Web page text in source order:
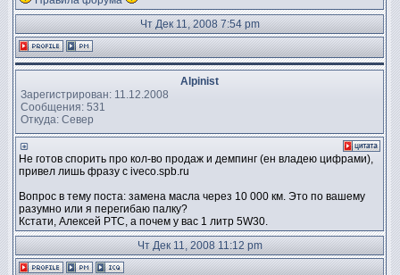
Чт Дек 11, 2008 7:54 pm
Alpinist
Зарегистрирован: 11.12.2008
Сообщения: 531
Откуда: Север
Не готов спорить про кол-во продаж и демпинг (ен владею цифрами),
привел лишь фразу с iveco.spb.ru
Вопрос в тему поста: замена масла через 10 000 км. Это по вашему
разумно или я перегибаю палку?
Кстати, Алексей PTC, а почем у вас 1 литр 5W30.
Чт Дек 11, 2008 11:12 pm